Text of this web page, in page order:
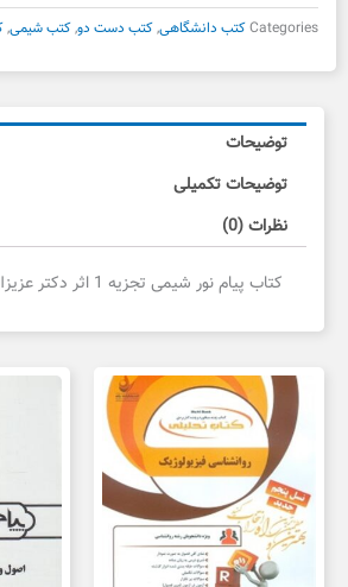
پیام
دست
عدد
Categoriesکتب دانشگاهی,کتب دست دو,کتب شیمی,
توضیحات
توضیحات تکمیلی
نظرات (0)
کتاب پیام نور شیمی تجزیه 1 اثر دکتر عزیزالله نژاد علی